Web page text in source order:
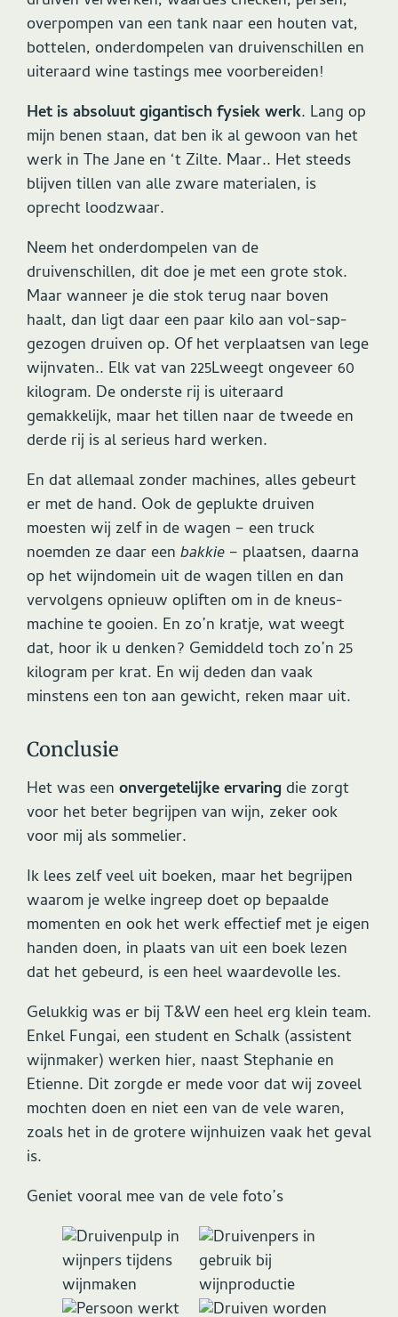
overpompen van een tank naar een houten vat,
bottelen, onderdompelen van druivenschillen en
uiteraard wine tastings mee voorbereiden!
Het is absoluut gigantisch fysiek werk. Lang op
mijn benen staan, dat ben ik al gewoon van het
werk in The Jane en ‘t Zilte. Maar.. Het steeds
blijven tillen van alle zware materialen, is
oprecht loodzwaar.
Neem het onderdompelen van de
druivenschillen, dit doe je met een grote stok.
Maar wanneer je die stok terug naar boven
haalt, dan ligt daar een paar kilo aan vol-sap-
gezogen druiven op. Of het verplaatsen van lege
wijnvaten.. Elk vat van 225Lweegt ongeveer 60
kilogram. De onderste rij is uiteraard
gemakkelijk, maar het tillen naar de tweede en
derde rij is al serieus hard werken.
En dat allemaal zonder machines, alles gebeurt
er met de hand. Ook de geplukte druiven
moesten wij zelf in de wagen – een truck
noemden ze daar een bakkie – plaatsen, daarna
op het wijndomein uit de wagen tillen en dan
vervolgens opnieuw opliften om in de kneus-
machine te gooien. En zo’n kratje, wat weegt
dat, hoor ik u denken? Gemiddeld toch zo’n 25
kilogram per krat. En wij deden dan vaak
minstens een ton aan gewicht, reken maar uit.
Conclusie
Het was een onvergetelijke ervaring die zorgt
voor het beter begrijpen van wijn, zeker ook
voor mij als sommelier.
Ik lees zelf veel uit boeken, maar het begrijpen
waarom je welke ingreep doet op bepaalde
momenten en ook het werk effectief met je eigen
handen doen, in plaats van uit een boek lezen
dat het gebeurd, is een heel waardevolle les.
Gelukkig was er bij T&W een heel erg klein team.
Enkel Fungai, een student en Schalk (assistent
wijnmaker) werken hier, naast Stephanie en
Etienne. Dit zorgde er mede voor dat wij zoveel
mochten doen en niet een van de vele waren,
zoals het in de grotere wijnhuizen vaak het geval
is.
Geniet vooral mee van de vele foto’s